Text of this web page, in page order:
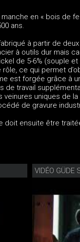
en « bois de
ans.
à partir de
à outils dur mais
de 5-6% (souple
ce qui permet
est forgée grâce à
de travail
uniques de la
de gravure
doit ensuite être
VIDÉO GÜDE